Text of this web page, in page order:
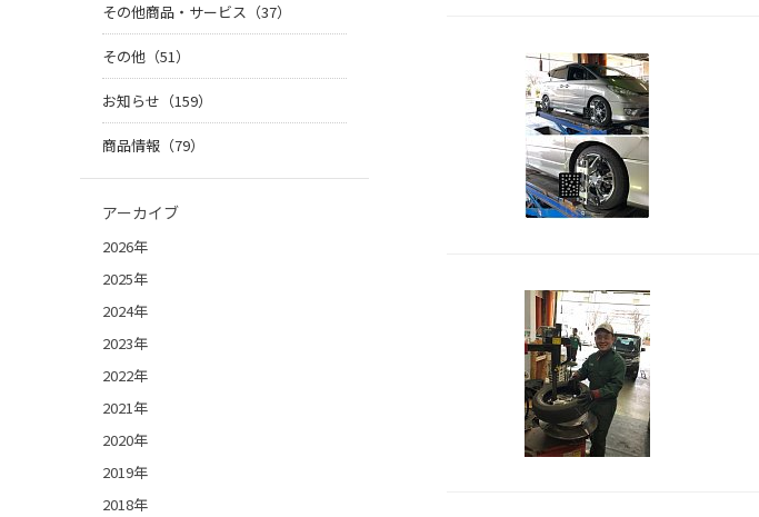
その他商品・サービス（37）
その他（51）
お知らせ（159）
商品情報（79）
アーカイブ
2026年
2025年
2024年
2023年
2022年
2021年
2020年
2019年
2018年